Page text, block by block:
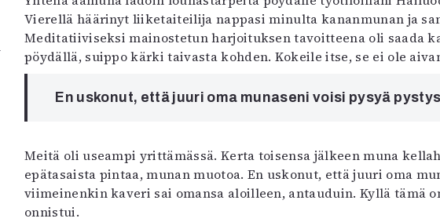
Vierellä häärinyt liiketaiteilija nappasi minulta kananmunan ja
Meditatiiviseksi mainostetun harjoituksen tavoitteena oli saada
pöydällä, suippo kärki taivasta kohden. Kokeile itse, se ei ole
En uskonut, että juuri oma munaseni voisi pysyä
Meitä oli useampi yrittämässä. Kerta toisensa jälkeen muna
epätasaista pintaa, munan muotoa. En uskonut, että juuri oma
viimeinenkin kaveri sai omansa aloilleen, antauduin. Kyllä tämä
onnistui.